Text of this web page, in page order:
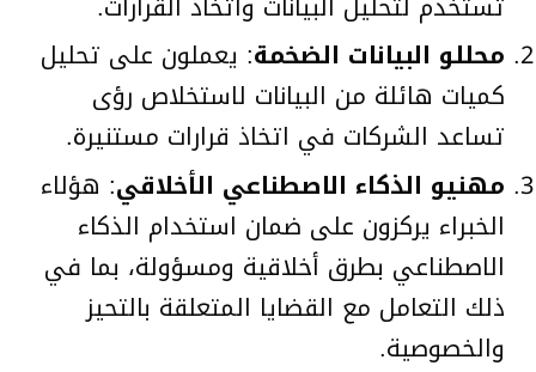
محللو البيانات الضخمة: يعملون على تحليل
كميات هائلة من البيانات لاستخلاص رؤى
تساعد الشركات في اتخاذ قرارات مستنيرة.
مهنيو الذكاء الاصطناعي الأخلاقي: هؤلاء
الخبراء يركزون على ضمان استخدام الذكاء
الاصطناعي بطرق أخلاقية ومسؤولة، بما في
ذلك التعامل مع القضايا المتعلقة بالتحيز
والخصوصية.